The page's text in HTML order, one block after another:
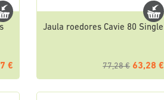
€
Jaula roedores Cavie 80 Single
77,28 € 63,28 €